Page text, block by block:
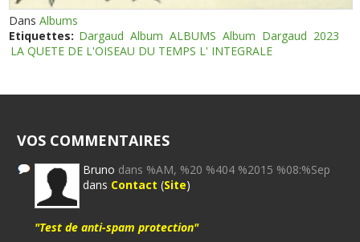
DansAlbums
Etiquettes: Dargaud Album ALBUMS Album Dargaud 2023
LA QUETE DE L'OISEAU DU TEMPS L' INTEGRALE
VOS COMMENTAIRES
Bruno dans %AM, %20 %404 %2015 %08:%Sep
dans Contact (Site)
"Test de anti-spam protection"